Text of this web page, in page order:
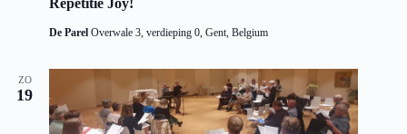
Repetitie Joy!
De Parel Overwale 3, verdieping 0, Gent, Belgium
ZO
19